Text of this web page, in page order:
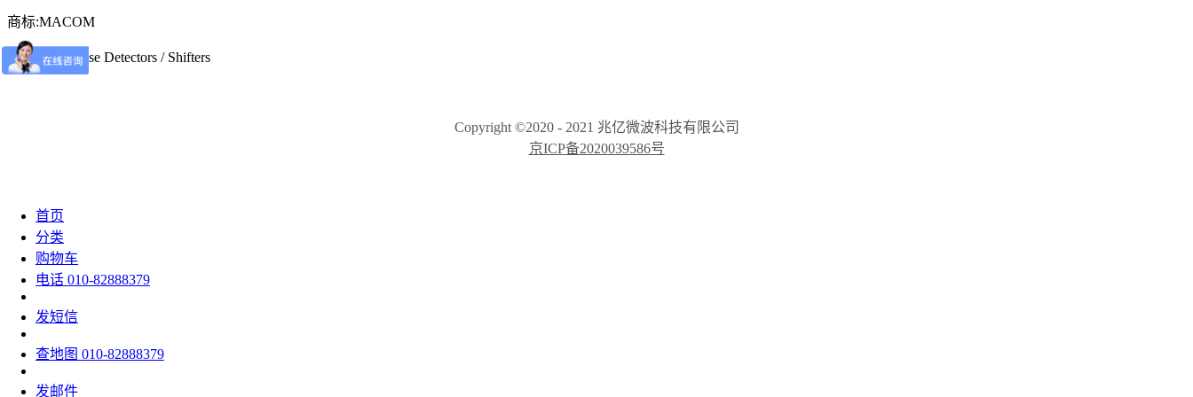
商标:MACOM
产品类型:Phase Detectors / Shifters
Copyright ©2020 - 2021 兆亿微波科技有限公司
京ICP备2020039586号
首页
分类
购物车
电话 010-82888379
发短信
查地图 010-82888379
发邮件